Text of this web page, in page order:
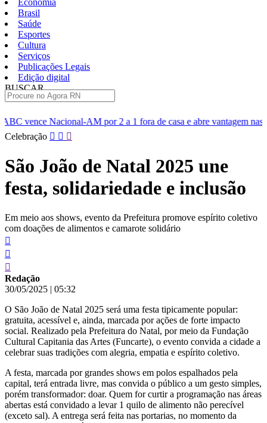
Economia
Brasil
Saúde
Esportes
Cultura
Serviços
Publicações Legais
Edição digital
BUSCAR
por 2 a 1 fora de casa e abre vantagem nas quartas
Cine
Pular
conteúdo
Celebração
São João de Natal 2025 une
festa, solidariedade e inclusão
Em meio aos shows, evento da Prefeitura promove espírito coletivo
com doações de alimentos e camarote solidário
Redação
30/05/2025 | 05:32
O São João de Natal 2025 será uma festa tipicamente popular:
gratuita, acessível e, ainda, marcada por ações de forte impacto
social. Realizado pela Prefeitura do Natal, por meio da Fundação
Cultural Capitania das Artes (Funcarte), o evento convida a cidade a
celebrar suas tradições com alegria, empatia e espírito coletivo.
A festa, marcada por grandes shows em polos espalhados pela
capital, terá entrada livre, mas convida o público a um gesto simples,
porém transformador: doar. Quem for curtir a programação nas áreas
abertas está convidado a levar 1 quilo de alimento não perecível
(exceto sal). A entrega será feita nas portarias, no momento da